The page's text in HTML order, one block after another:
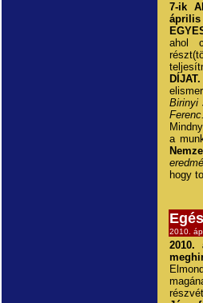
7-ik
ahol
DÍJAT.
Birinyi
Ferenc.
a
hogy
2010.
2010.